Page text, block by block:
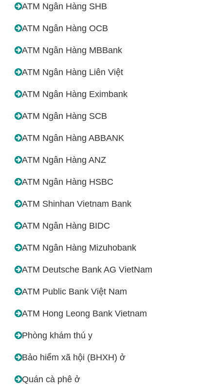
ATM Ngân Hàng SHB
ATM Ngân Hàng OCB
ATM Ngân Hàng MBBank
ATM Ngân Hàng Liên Việt
ATM Ngân Hàng Eximbank
ATM Ngân Hàng SCB
ATM Ngân Hàng ABBANK
ATM Ngân Hàng ANZ
ATM Ngân Hàng HSBC
ATM Shinhan Vietnam Bank
ATM Ngân Hàng BIDC
ATM Ngân Hàng Mizuhobank
ATM Deutsche Bank AG VietNam
ATM Public Bank Việt Nam
ATM Hong Leong Bank Vietnam
Phòng khám thú y
Bảo hiểm xã hội (BHXH) ở
Quán cà phê ở